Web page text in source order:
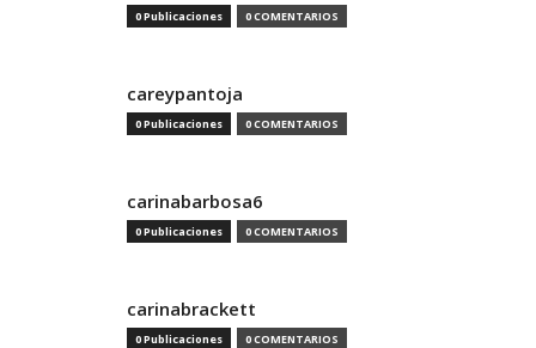
0 Publicaciones 0 COMENTARIOS
careypantoja
0 Publicaciones 0 COMENTARIOS
carinabarbosa6
0 Publicaciones 0 COMENTARIOS
carinabrackett
0 Publicaciones 0 COMENTARIOS